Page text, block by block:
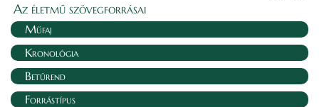
Az életmű szövegforrásai
Műfaj
Kronológia
Betűrend
Forrástípus